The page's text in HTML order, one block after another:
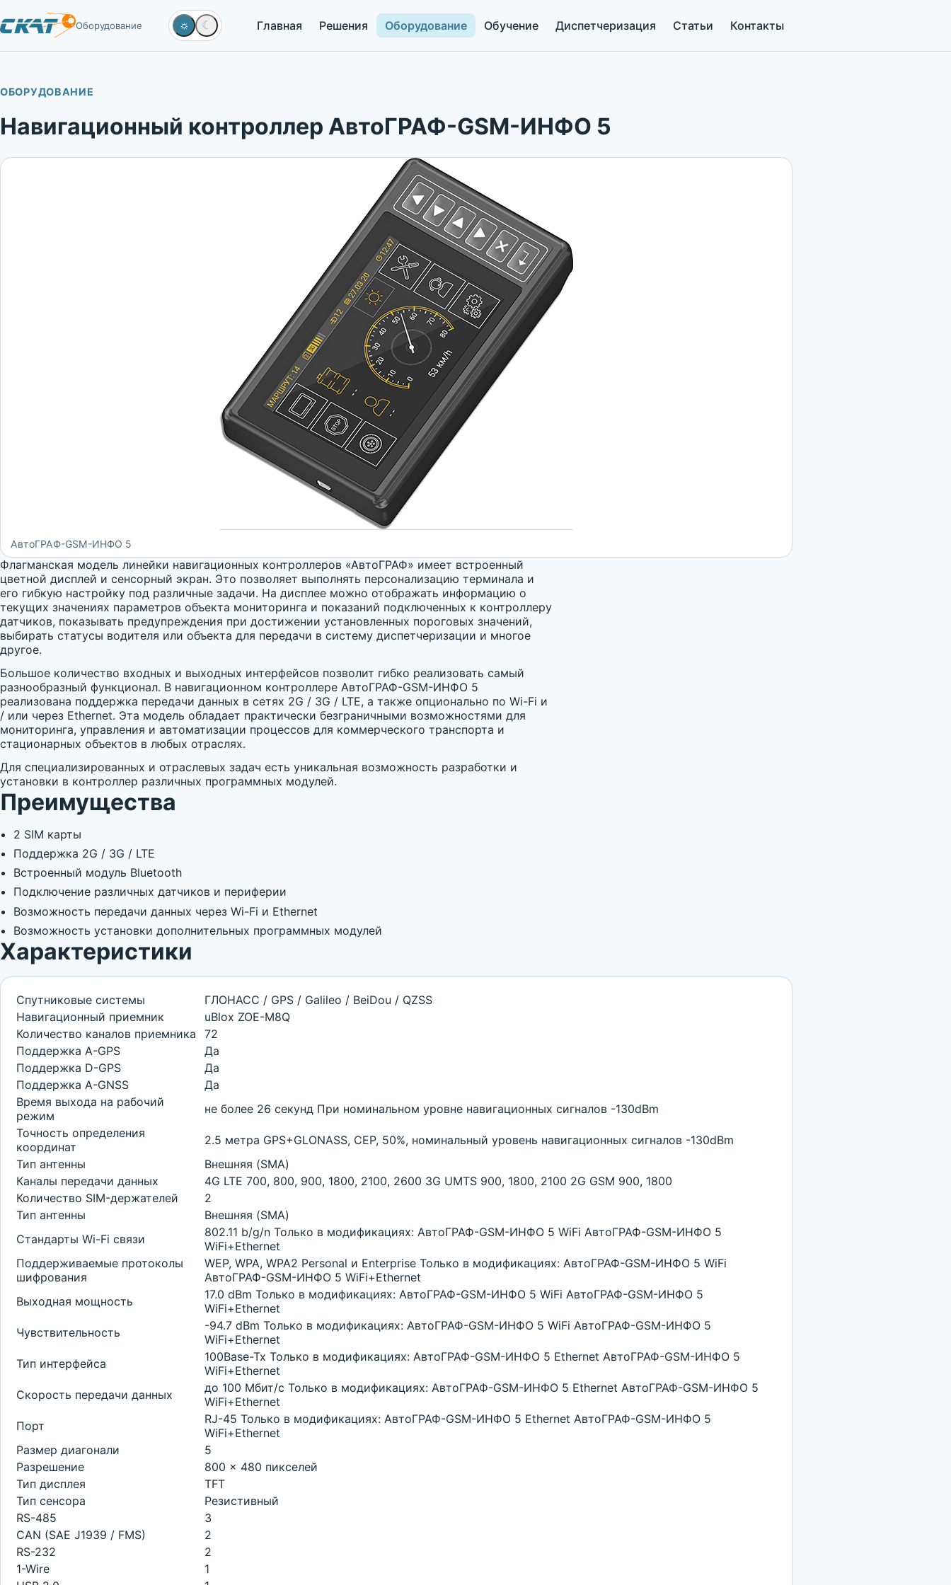
Оборудование ☼ ☾ Главная Решения Оборудование Обучение Диспетчеризация Статьи Контакты
ОБОРУДОВАНИЕ
Навигационный контроллер АвтоГРАФ-GSM-ИНФО 5
АвтоГРАФ-GSM-ИНФО 5
Флагманская модель линейки навигационных контроллеров «АвтоГРАФ» имеет встроенный
цветной дисплей и сенсорный экран. Это позволяет выполнять персонализацию терминала и
его гибкую настройку под различные задачи. На дисплее можно отображать информацию о
текущих значениях параметров объекта мониторинга и показаний подключенных к контроллеру
датчиков, показывать предупреждения при достижении установленных пороговых значений,
выбирать статусы водителя или объекта для передачи в систему диспетчеризации и многое
другое.
Большое количество входных и выходных интерфейсов позволит гибко реализовать самый
разнообразный функционал. В навигационном контроллере АвтоГРАФ-GSM-ИНФО 5
реализована поддержка передачи данных в сетях 2G / 3G / LTE, а также опционально по Wi-Fi и
/ или через Ethernet. Эта модель обладает практически безграничными возможностями для
мониторинга, управления и автоматизации процессов для коммерческого транспорта и
стационарных объектов в любых отраслях.
Для специализированных и отраслевых задач есть уникальная возможность разработки и
установки в контроллер различных программных модулей.
Преимущества
2 SIM карты
Поддержка 2G / 3G / LTE
Встроенный модуль Bluetooth
Подключение различных датчиков и периферии
Возможность передачи данных через Wi-Fi и Ethernet
Возможность установки дополнительных программных модулей
Характеристики
Спутниковые системы
ГЛОНАСС / GPS / Galileo / BeiDou / QZSS
Навигационный приемник
uBlox ZOE-M8Q
Количество каналов приемника
72
Поддержка A-GPS
Да
Поддержка D-GPS
Да
Поддержка A-GNSS
Да
Время выхода на рабочий
режим
не более 26 секунд При номинальном уровне навигационных сигналов -130dBm
Точность определения
координат
2.5 метра GPS+GLONASS, CEP, 50%, номинальный уровень навигационных сигналов -130dBm
Тип антенны
Внешняя (SMA)
Каналы передачи данных
4G LTE 700, 800, 900, 1800, 2100, 2600 3G UMTS 900, 1800, 2100 2G GSM 900, 1800
Количество SIM-держателей
2
Тип антенны
Внешняя (SMA)
Стандарты Wi-Fi связи
802.11 b/g/n Только в модификациях: АвтоГРАФ-GSM-ИНФО 5 WiFi АвтоГРАФ-GSM-ИНФО 5
WiFi+Ethernet
Поддерживаемые протоколы
шифрования
WEP, WPA, WPA2 Personal и Enterprise Только в модификациях: АвтоГРАФ-GSM-ИНФО 5 WiFi
АвтоГРАФ-GSM-ИНФО 5 WiFi+Ethernet
Выходная мощность
17.0 dBm Только в модификациях: АвтоГРАФ-GSM-ИНФО 5 WiFi АвтоГРАФ-GSM-ИНФО 5
WiFi+Ethernet
Чувствительность
-94.7 dBm Только в модификациях: АвтоГРАФ-GSM-ИНФО 5 WiFi АвтоГРАФ-GSM-ИНФО 5
WiFi+Ethernet
Тип интерфейса
100Base-Tx Только в модификациях: АвтоГРАФ-GSM-ИНФО 5 Ethernet АвтоГРАФ-GSM-ИНФО 5
WiFi+Ethernet
Скорость передачи данных
до 100 Мбит/с Только в модификациях: АвтоГРАФ-GSM-ИНФО 5 Ethernet АвтоГРАФ-GSM-ИНФО 5
WiFi+Ethernet
Порт
RJ-45 Только в модификациях: АвтоГРАФ-GSM-ИНФО 5 Ethernet АвтоГРАФ-GSM-ИНФО 5
WiFi+Ethernet
Размер диагонали
5
Разрешение
800 x 480 пикселей
Тип дисплея
TFT
Тип сенсора
Резистивный
RS-485
3
CAN (SAE J1939 / FMS)
2
RS-232
2
1-Wire
1